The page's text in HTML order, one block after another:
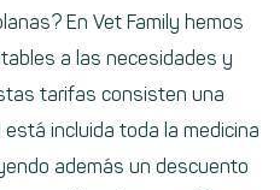
? En Vet Family hemos
a las necesidades y
tarifas consisten una
está incluida toda la medicina
además un descuento